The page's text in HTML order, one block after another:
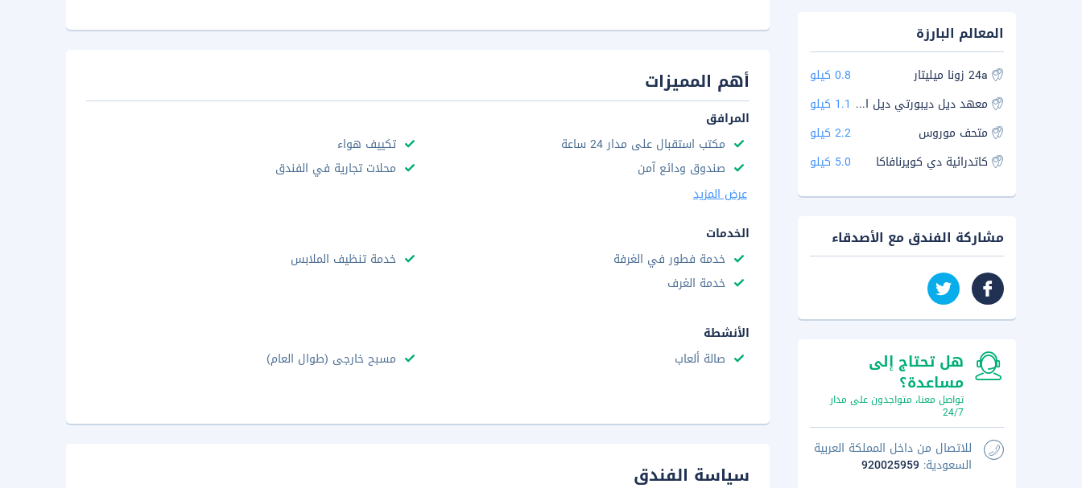
أهم المميزات
المرافق
مكتب استقبال على مدار 24 ساعة
تكييف هواء
صندوق ودائع آمن
محلات تجارية في الفندق
عرض المزيد
الخدمات
خدمة فطور في الغرفة
خدمة تنظيف الملابس
خدمة الغرف
الأنشطة
صالة ألعاب
مسبح خارجى (طوال العام)
سياسة الفندق
المعالم البارزة
24a زونا ميليتار
0.8 كيلو
معهد ديل ديبورتي ديل استادو دي موريلوس 1.1 كيلو
متحف موروس
2.2 كيلو
كاتدرائية دي كويرنافاكا
5.0 كيلو
مشاركة الفندق مع الأصدقاء
هل تحتاج إلى
مساعدة؟
تواصل معنا، متواجدون على مدار
24/7
للاتصال من داخل المملكة العربية
السعودية: 920025959